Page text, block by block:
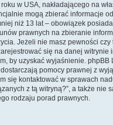
w USA, nakładającego na
mogą zbierać informacje
niż 13 lat – obowiązek
prawnych na zbieranie
Jeżeli nie masz pewności czy
się na danej witrynie
by uzyskać wyjaśnienie. phpBB
pomocy prawnej z
się kontaktować w sprawach
z tą witryną?”, a także nie
rodzaju porad prawnych.